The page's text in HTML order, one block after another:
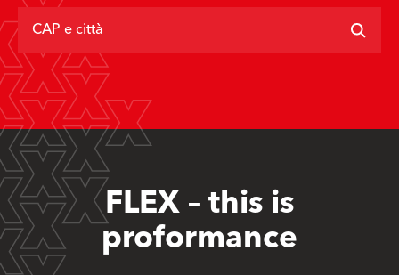
CAP e città
FLEX – this is
proformance